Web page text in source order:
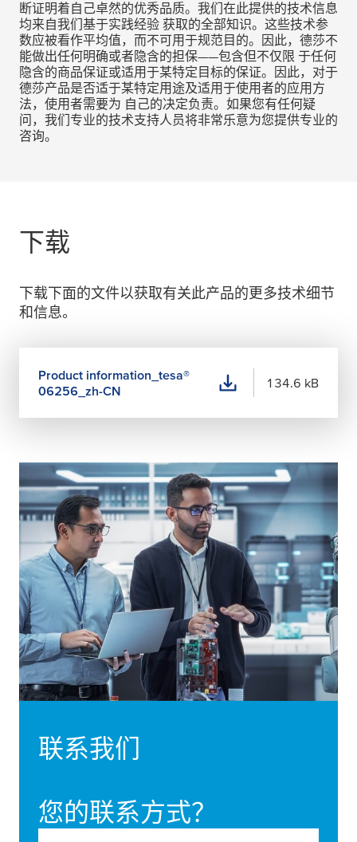
断证明着自己卓然的优秀品质。我们在此提供的技术信息
均来自我们基于实践经验 获取的全部知识。这些技术参
数应被看作平均值，而不可用于规范目的。因此，德莎不
能做出任何明确或者隐含的担保——包含但不仅限 于任何
隐含的商品保证或适用于某特定目标的保证。因此，对于
德莎产品是否适于某特定用途及适用于使用者的应用方
法，使用者需要为 自己的决定负责。如果您有任何疑
问，我们专业的技术支持人员将非常乐意为您提供专业的
咨询。
下载
下载下面的文件以获取有关此产品的更多技术细节
和信息。
Product information_ tesa®
06256_zh-CN
134.6 kB
联系我们
您的联系方式？